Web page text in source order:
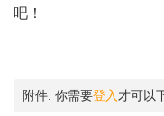
吧！
附件: 你需要登入 才可以